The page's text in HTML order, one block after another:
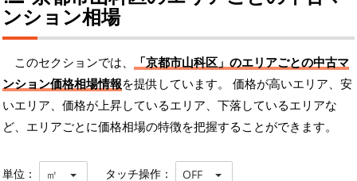
ンション相場
このセクションでは、
「京都市山科区」のエリアごとの中古マ
ンション価格相場情報を提供しています。 価格が高いエリア、安
いエリア、価格が上昇しているエリア、下落しているエリアな
ど、エリアごとに価格相場の特徴を把握することができます。
単位： ㎡ タッチ操作： OFF